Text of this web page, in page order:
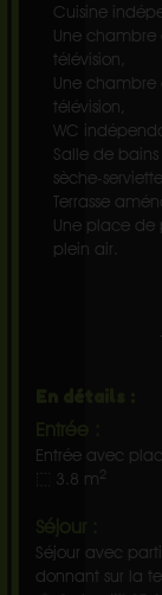
Cuisine
Une chambre
télévision,
Une
télévision,
WC
Salle de
sèche-
Terrasse
Une place de
plein air.
En détails :
Entrée :
Entrée avec
3.8 m2
Séjour :
Séjour avec
donnant sur la